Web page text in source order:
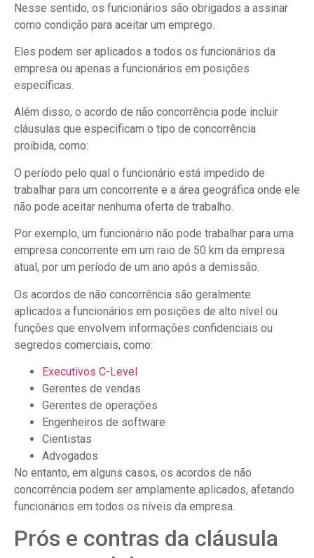
Nesse sentido, os funcionários são obrigados a assinar
como condição para aceitar um emprego.
Eles podem ser aplicados a todos os funcionários da
empresa ou apenas a funcionários em posições
específicas.
Além disso, o acordo de não concorrência pode incluir
cláusulas que especificam o tipo de concorrência
proibida, como:
O período pelo qual o funcionário está impedido de
trabalhar para um concorrente e a área geográfica onde ele
não pode aceitar nenhuma oferta de trabalho.
Por exemplo, um funcionário não pode trabalhar para uma
empresa concorrente em um raio de 50 km da empresa
atual, por um período de um ano após a demissão.
Os acordos de não concorrência são geralmente
aplicados a funcionários em posições de alto nível ou
funções que envolvem informações confidenciais ou
segredos comerciais, como:
Executivos C-Level
Gerentes de vendas
Gerentes de operações
Engenheiros de software
Cientistas
Advogados
No entanto, em alguns casos, os acordos de não
concorrência podem ser amplamente aplicados, afetando
funcionários em todos os níveis da empresa.
Prós e contras da cláusula